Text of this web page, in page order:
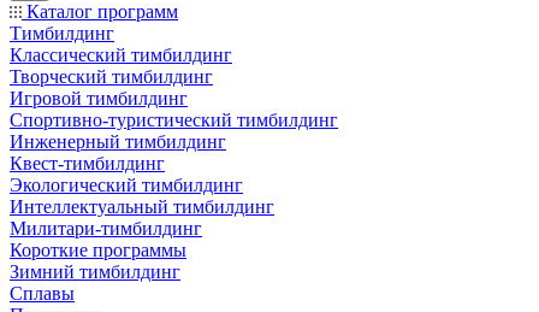
Каталог программ
Тимбилдинг
Классический тимбилдинг
Творческий тимбилдинг
Игровой тимбилдинг
Спортивно-туристический тимбилдинг
Инженерный тимбилдинг
Квест-тимбилдинг
Экологический тимбилдинг
Интеллектуальный тимбилдинг
Милитари-тимбилдинг
Короткие программы
Зимний тимбилдинг
Сплавы